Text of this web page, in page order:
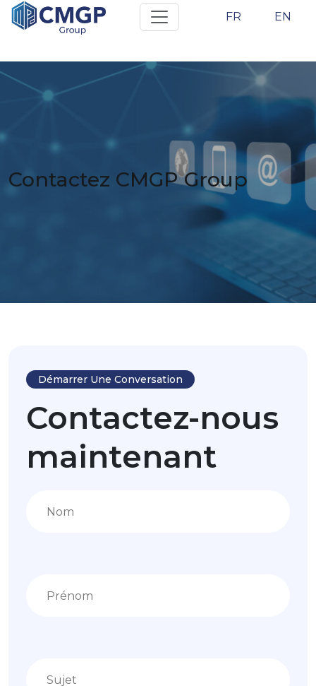
FR EN
Contactez CMGP Group
Démarrer Une Conversation
Contactez-nous
maintenant